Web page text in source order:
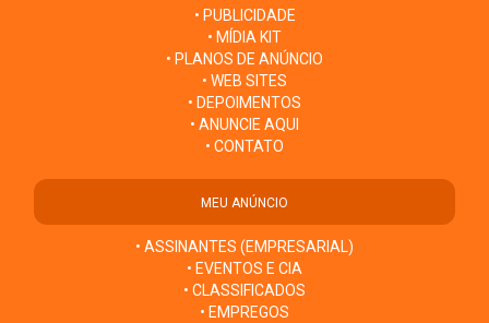
• PUBLICIDADE
• MÍDIA KIT
• PLANOS DE ANÚNCIO
• WEB SITES
• DEPOIMENTOS
• ANUNCIE AQUI
• CONTATO
MEU ANÚNCIO
• ASSINANTES (EMPRESARIAL)
• EVENTOS E CIA
• CLASSIFICADOS
• EMPREGOS